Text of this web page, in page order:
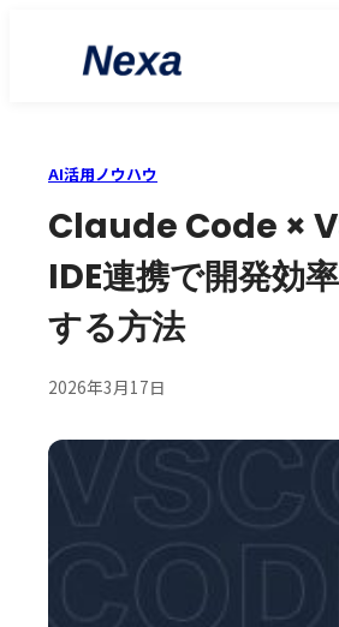
AI活用ノウハウ
Claude Code ×
IDE連携で開発効
する方法
2026年3月17日